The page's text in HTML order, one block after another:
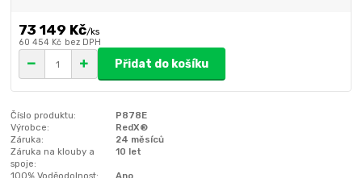
73 149 Kč/ks
60 454 Kč bez DPH
Přidat do košíku
Číslo produktu:
P878E
Výrobce:
RedX®
Záruka:
24 měsíců
Záruka na klouby a
spoje:
10 let
100% Voděodolnost:
Ano